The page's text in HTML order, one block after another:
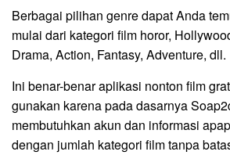
Berbagai pilihan genre dapat Anda
mulai dari kategori film horor,
Drama, Action, Fantasy, Adventure, dll.
Ini benar-benar aplikasi nonton film
gunakan karena pada dasarnya
membutuhkan akun dan informasi
dengan jumlah kategori film tanpa